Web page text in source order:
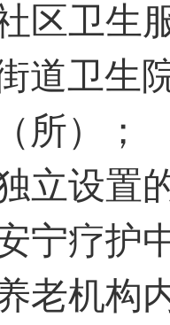
社区卫
道卫生
所）；
立设置
安宁疗护
老机构